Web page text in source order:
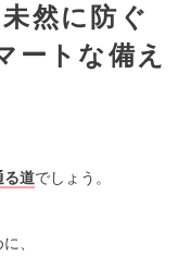
然に防ぐ
ートな備え
る道でしょう。
、